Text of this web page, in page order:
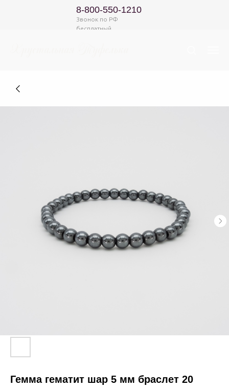
8-800-550-1210
Звонок по РФ
бесплатный
Гемма гематит шар 5 мм браслет 20